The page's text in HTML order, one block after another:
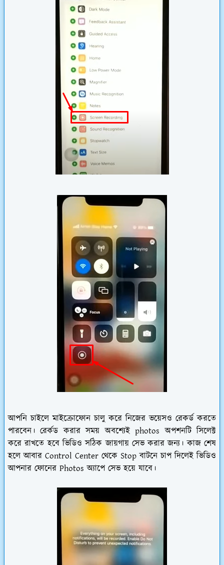
আপনি চাইলে মাইক্রোফোন চালু করে নিজের ভয়েসও রেকর্ড করতে
পারবেন। রের্কড করার সময় অবশ্যেই photos অপশনটি সিলেক্ট
করে রাখতে হবে ভিডিও সঠিক জায়গায় সেভ করার জন্য। কাজ শেষ
হলে আবার Control Center থেকে Stop বাটনে চাপ দিলেই ভিডিও
আপনার ফোনের Photos অ্যাপে সেভ হয়ে যাবে।